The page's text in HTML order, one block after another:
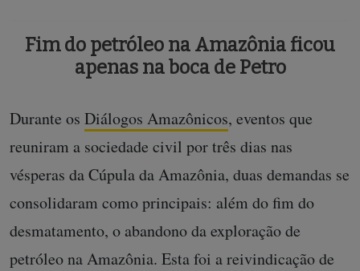
Fim do petróleo na Amazônia ficou
apenas na boca de Petro
Durante os Diálogos Amazônicos, eventos que
reuniram a sociedade civil por três dias nas
vésperas da Cúpula da Amazônia, duas demandas se
consolidaram como principais: além do fim do
desmatamento, o abandono da exploração de
petróleo na Amazônia. Esta foi a reivindicação de